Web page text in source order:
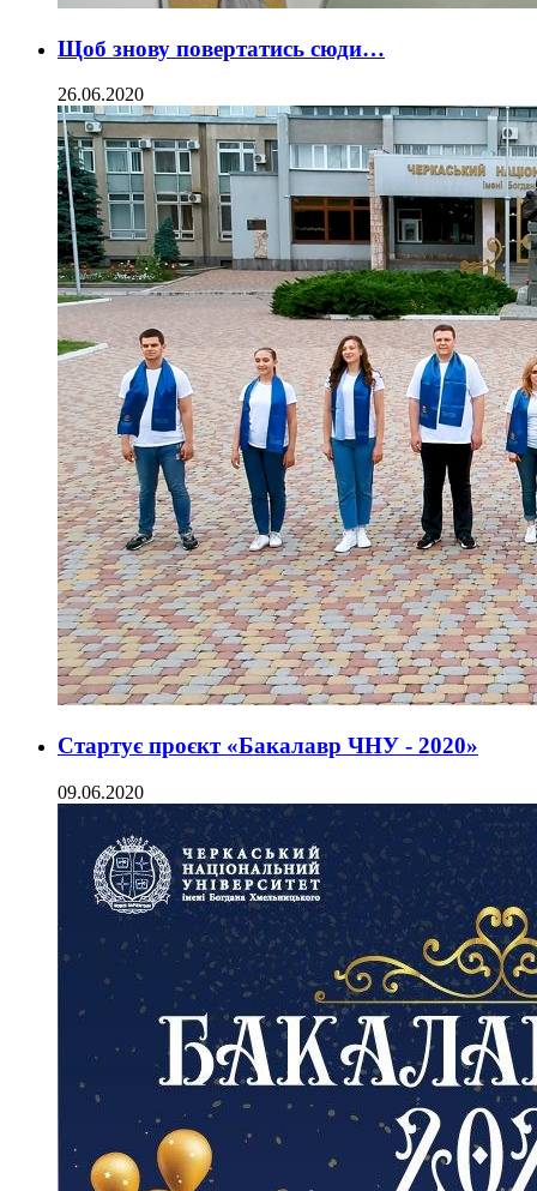
Щоб знову повертатись сюди…
26.06.2020
Стартує проєкт «Бакалавр ЧНУ - 2020»
09.06.2020